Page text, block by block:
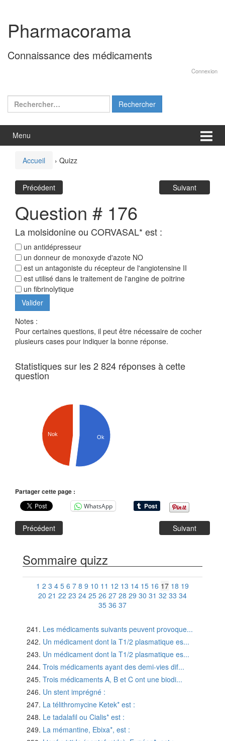
contenu
menu
principal
Pharmacorama
Connaissance des médicaments
Connexion
Rechercher :
Menu
Accueil › Quizz
Précédent Suivant
Question # 176
La molsidonine ou CORVASAL* est :
un antidépresseur
un donneur de monoxyde d'azote NO
est un antagoniste du récepteur de l'angiotensine II
est utilisé dans le traitement de l'angine de poitrine
un fibrinolytique
Notes :
Pour certaines questions, il peut être nécessaire de cocher
plusieurs cases pour indiquer la bonne réponse.
Statistiques sur les 2 824 réponses à cette
question
Nok Ok
Partager cette page :
WhatsApp
Précédent Suivant
Sommaire quizz
1 2 3 4 5 6 7 8 9 10 11 12 13 14 15 16 17 18 19
20 21 22 23 24 25 26 27 28 29 30 31 32 33 34
35 36 37
Les médicaments suivants peuvent provoque...
Un médicament dont la T1/2 plasmatique es...
Un médicament dont la T1/2 plasmatique es...
Trois médicaments ayant des demi-vies dif...
Trois médicaments A, B et C ont une biodi...
Un stent imprégné :
La télithromycine Ketek* est :
Le tadalafil ou Cialis* est :
La mémantine, Ebixa*, est :